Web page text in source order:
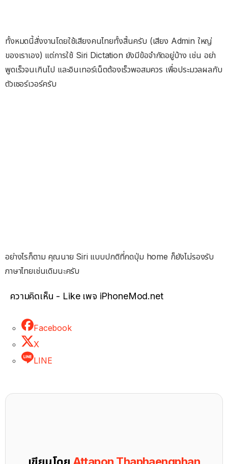
ทั้งหมดนี้สั่งงานโดยใช้เสียงคนไทยทั้งสิ้นครับ (เสียง Admin ใหญ่
ของเราเอง) แต่การใช้ Siri Dictation ยังมีข้อจำกัดอยู่บ้าง เช่น อย่า
พูดเร็วจนเกินไป และอินเทอร์เน็ตต้องเร็วพอสมควร เพื่อประมวลผลกับ
ตัวเซอร์เวอร์ครับ
อย่างไรก็ตาม คุณนาย Siri แบบปกติที่กดปุ่ม home ก็ยังไม่รองรับ
ภาษาไทยเช่นเดิมนะครับ
ความคิดเห็น - Like เพจ iPhoneMod.net
Facebook
X
LINE